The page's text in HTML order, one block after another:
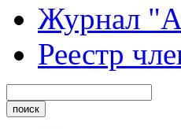
Журнал
Реестр